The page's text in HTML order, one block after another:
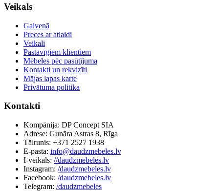
Veikals
Galvenā
Preces ar atlaidi
Veikali
Pastāvīgiem klientiem
Mēbeles pēc pasūtījuma
Kontakti un rekvizīti
Mājas lapas karte
Privātuma politika
Kontakti
Kompānija: DP Concept SIA
Adrese: Gunāra Astras 8, Rīga
Tālrunis: +371 2527 1938
E-pasta: info@daudzmebeles.lv
I-veikals: //daudzmebeles.lv
Instagram: /daudzmebeles.lv
Facebook: /daudzmebeles.lv
Telegram: /daudzmebeles